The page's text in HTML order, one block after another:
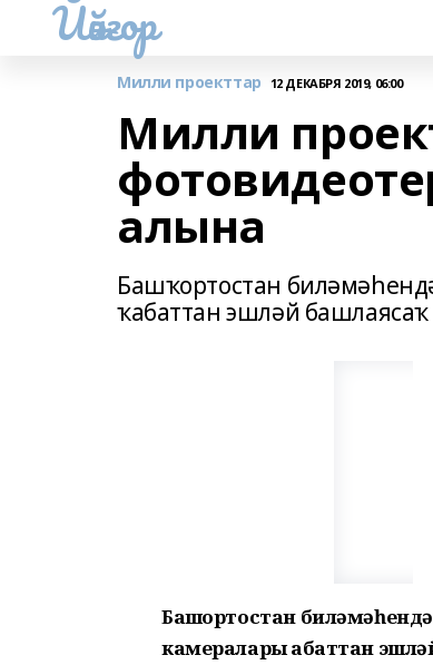
Йәйғор
Милли проекттар 12 ДЕКАБРЯ 2019, 06:00
Милли
алына
Башҡортостан
ҡабаттан эшләй башлаясаҡ
Башҡортостан
камералары ҡабаттан